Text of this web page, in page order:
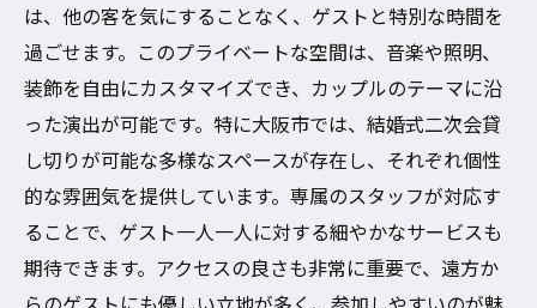
は、他の客を気にすることなく、ゲストと特別な時間を
過ごせます。このプライベートな空間は、音楽や照明、
装飾を自由にカスタマイズでき、カップルのテーマに沿
った演出が可能です。特に大阪市では、結婚式二次会貸
し切りが可能な多様なスペースが存在し、それぞれ個性
的な雰囲気を提供しています。専属のスタッフが対応す
ることで、ゲスト一人一人に対する細やかなサービスも
期待できます。アクセスの良さも非常に重要で、遠方か